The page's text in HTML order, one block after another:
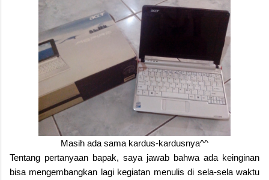
Masih ada sama kardus-kardusnya^^
Tentang pertanyaan bapak, saya jawab bahwa ada keinginan
bisa mengembangkan lagi kegiatan menulis di sela-sela waktu